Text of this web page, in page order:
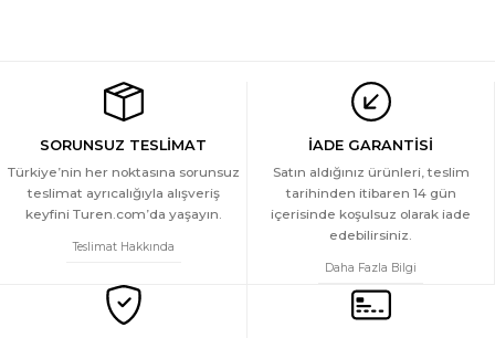
SORUNSUZ TESLİMAT
Türkiye’nin her noktasına sorunsuz
teslimat ayrıcalığıyla alışveriş
keyfini Turen.com’da yaşayın.
Teslimat Hakkında
İADE GARANTİSİ
Satın aldığınız ürünleri, teslim
tarihinden itibaren 14 gün
içerisinde koşulsuz olarak iade
edebilirsiniz.
Daha Fazla Bilgi